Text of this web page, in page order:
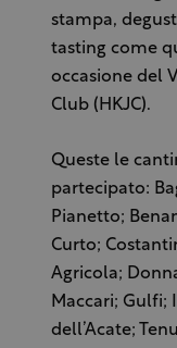
stampa,
tasting come
occasione del
Club (HKJC).
Queste le
partecipato:
Pianetto;
Curto;
Agricola;
Maccari; Gulfi;
dell’Acate;